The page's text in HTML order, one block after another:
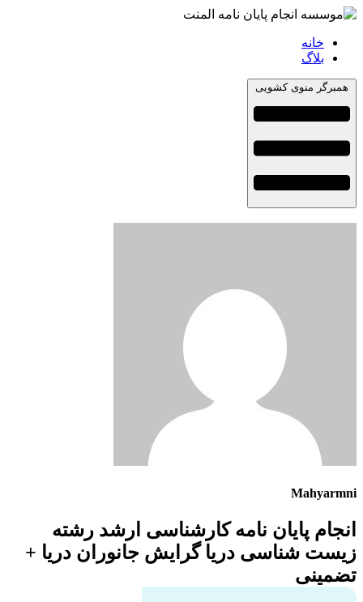
خانه
بلاگ
همبرگر منوی کشویی
Mahyarmni
انجام پایان نامه کارشناسی ارشد رشته
زیست شناسی دریا گرایش جانوران دریا +
تضمینی